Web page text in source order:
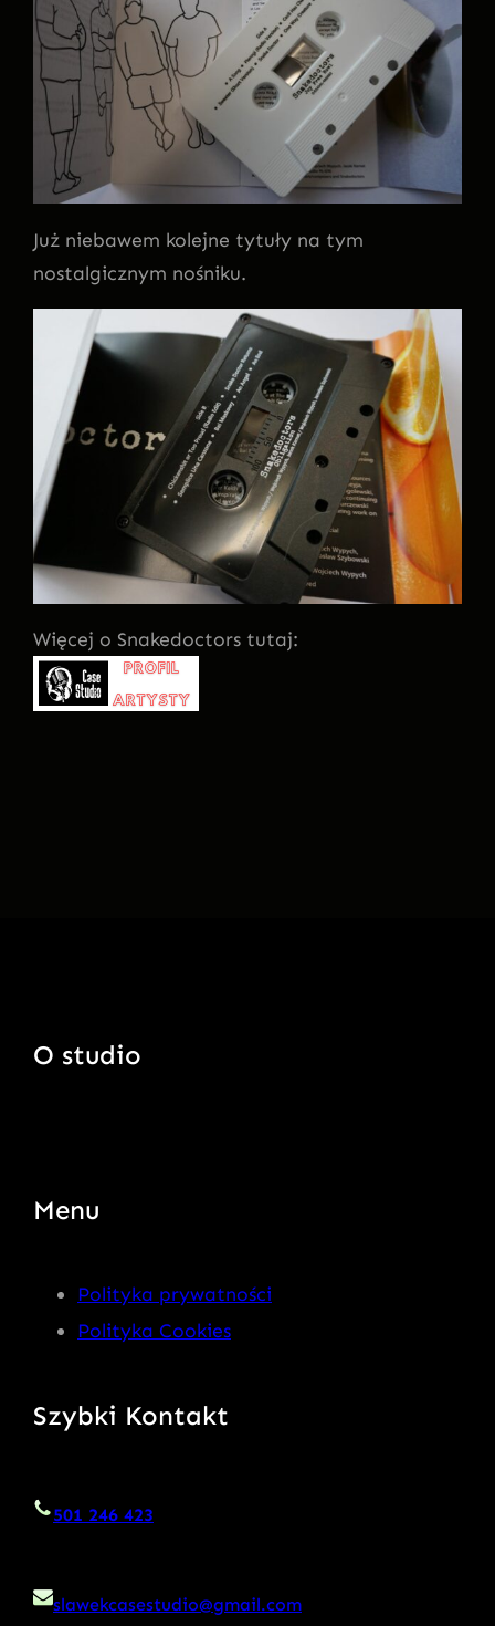
Już niebawem kolejne tytuły na tym
nostalgicznym nośniku.
Więcej o Snakedoctors tutaj:
O studio
Menu
Polityka prywatności
Polityka Cookies
Szybki Kontakt
501 246 423
slawekcasestudio@gmail.com